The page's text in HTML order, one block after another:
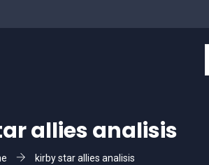
allies analisis
kirby star allies analisis